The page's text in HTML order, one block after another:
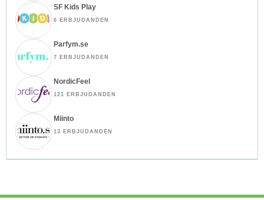
SF Kids Play
6 ERBJUDANDEN
Parfym.se
7 ERBJUDANDEN
NordicFeel
121 ERBJUDANDEN
Miinto
13 ERBJUDANDEN